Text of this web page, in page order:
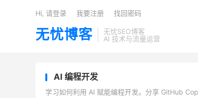
无忧博客
无忧SEO博客
AI 技术与流量运营
Hi, 请登录 我要注册 找回密码
AI 编程开发
学习如何利用 AI 赋能编程开发。分享 GitHub